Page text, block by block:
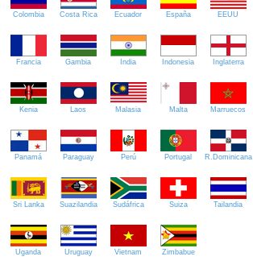
Colombia Costa Rica Ecuador España EEUU
Francia Gambia India Indonesia Inglaterra
Kenia Laos Malasia Malta Marruecos
Panamá Paraguay Perú Portugal R.Dominicana
Sri Lanka Suazilandia Sudáfrica Suiza Tailandia
Uganda Uruguay Vietnam Zimbabue